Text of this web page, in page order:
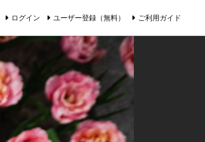
ログイン ユーザー登録（無料） ご利用ガイド